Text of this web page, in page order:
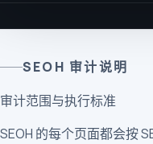
SEOH 审计说明
审计范围与执行标准
SEOH 的每个页面都会按